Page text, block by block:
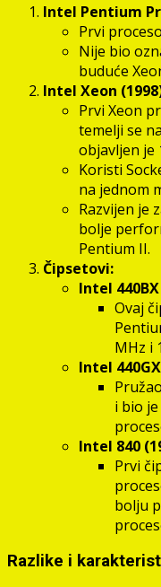
Intel Pentium
Prvi
Nije bio
buduće
Intel Xeon
Prvi Xeon
temelji se
objavljen je
Koristi
na jednom
Razvijen je
bolje
Pentium II.
Čipsetovi:
Intel
Ovaj
MHz i
Intel
i bio
Intel 840
Prvi
bolju
Razlike i